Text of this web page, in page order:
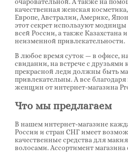
очаровательной. А также на
качественная женская
Европе, Австралии, Америке,
этот секрет используют
всей России, а также Казахстана
неизменной привлекательности.
В любое время суток — в офисе,
свидании, на встрече с друзьями
прекрасной леди должны быть
привлекательны. А все
женщин от интернет-магазина
Что мы предлагаем
В нашем интернет-магазине
России и стран СНГ имеет
качественные средства для
волосами. Ассортимент магазина